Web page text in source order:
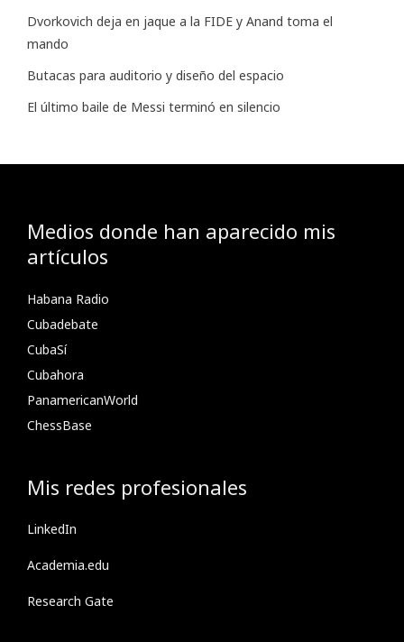
Dvorkovich deja en jaque a la FIDE y Anand toma el
mando
Butacas para auditorio y diseño del espacio
El último baile de Messi terminó en silencio
Medios donde han aparecido mis
artículos
Habana Radio
Cubadebate
CubaSí
Cubahora
PanamericanWorld
ChessBase
Mis redes profesionales
LinkedIn
Academia.edu
Research Gate